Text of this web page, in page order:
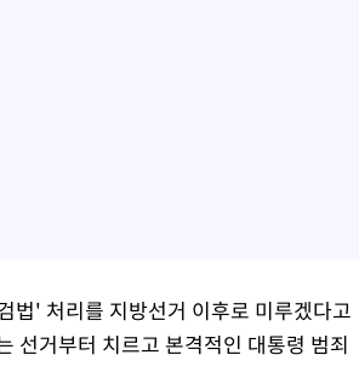
법' 처리를 지방선거 이후로 미루겠다고
선거부터 치르고 본격적인 대통령 범죄